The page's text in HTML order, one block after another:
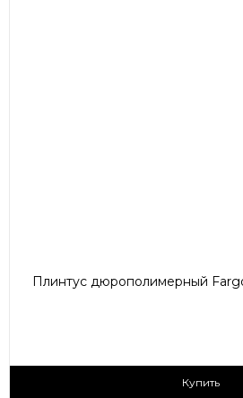
Плинтус дюрополимерный
Купить